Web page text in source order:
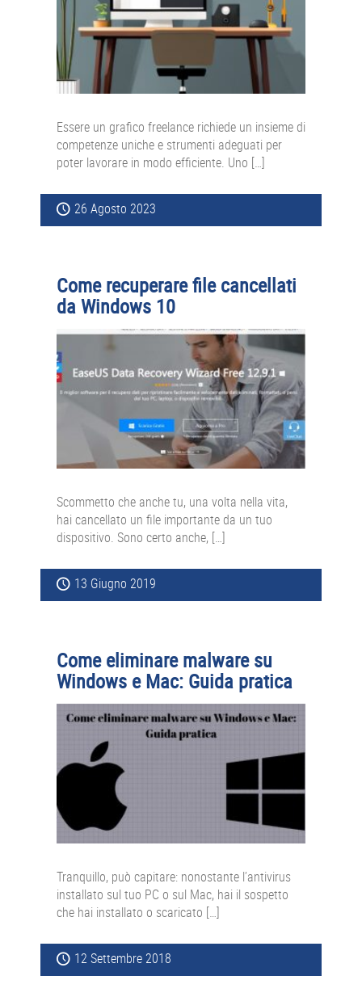
Essere un grafico freelance richiede un insieme di
competenze uniche e strumenti adeguati per
poter lavorare in modo efficiente. Uno […]
26 Agosto 2023
Come recuperare file cancellati
da Windows 10
Scommetto che anche tu, una volta nella vita,
hai cancellato un file importante da un tuo
dispositivo. Sono certo anche, […]
13 Giugno 2019
Come eliminare malware su
Windows e Mac: Guida pratica
Tranquillo, può capitare: nonostante l’antivirus
installato sul tuo PC o sul Mac, hai il sospetto
che hai installato o scaricato […]
12 Settembre 2018